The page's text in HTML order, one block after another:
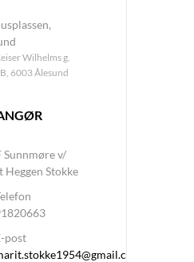
Wilhelms g.
6003 Ålesund
Sunnmøre v/
Heggen Stokke
post